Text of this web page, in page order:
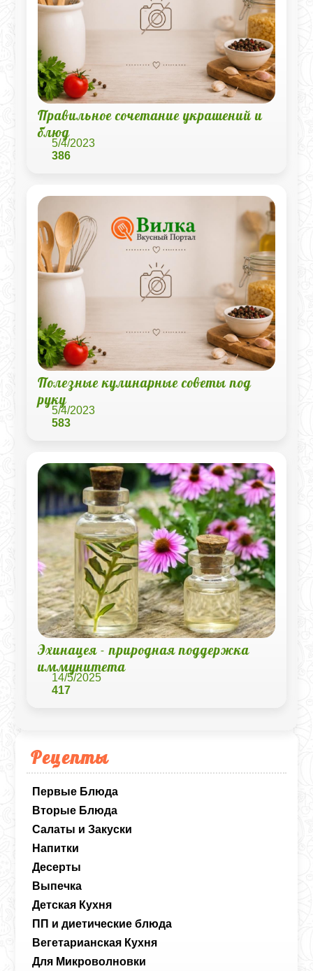
Рецепты
Первые Блюда
Вторые Блюда
Салаты и Закуски
Напитки
Десерты
Выпечка
Детская Кухня
ПП и диетические блюда
Вегетарианская Кухня
Для Микроволновки
Правильное сочетание украшений и
блюд
5/4/2023
386
Полезные кулинарные советы под
руку
5/4/2023
583
Эхинацея - природная поддержка
иммунитета
14/5/2025
417